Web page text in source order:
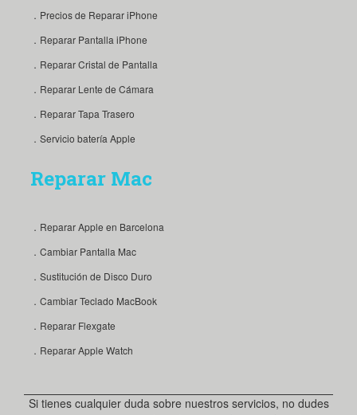
．Precios de Reparar iPhone
．Reparar Pantalla iPhone
．Reparar Cristal de Pantalla
．Reparar Lente de Cámara
．Reparar Tapa Trasero
．Servicio batería Apple
Reparar Mac
．Reparar Apple en Barcelona
．Cambiar Pantalla Mac
．Sustitución de Disco Duro
．Cambiar Teclado MacBook
．Reparar Flexgate
．Reparar Apple Watch
Si tienes cualquier duda sobre nuestros servicios, no dudes